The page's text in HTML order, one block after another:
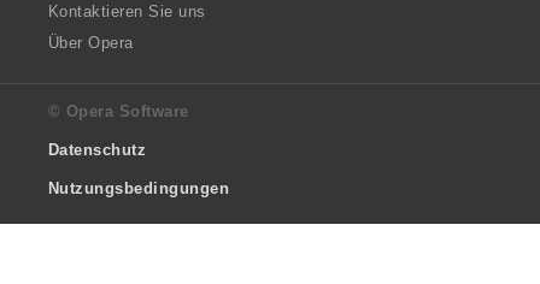
Kontaktieren Sie uns
Über Opera
© Opera Software
Datenschutz
Nutzungsbedingungen